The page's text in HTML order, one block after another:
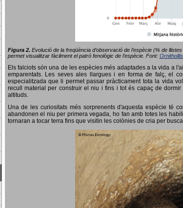
Figura 2. Evolució de la freqüència d’observació de l’espècie (% de
permet visualitzar fàcilment el patró fenològic de l’espècie. Font:
Els falciots són una de les espècies més adaptades a la vida a
emparentats. Les seves ales llargues i en forma de falç, el
especialitzada que li permet passar pràcticament tota la vida
recull material per construir el niu i fins i tot és capaç de
altituds.
Una de les curiositats més sorprenents d'aquesta espècie té
abandonen el niu per primera vegada, ho fan amb totes les
tornaran a tocar terra fins que visitin les colònies de cria per